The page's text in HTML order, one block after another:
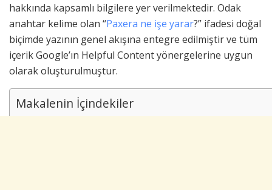
hakkında kapsamlı bilgilere yer verilmektedir. Odak
anahtar kelime olan “Paxera ne işe yarar?” ifadesi doğal
biçimde yazının genel akışına entegre edilmiştir ve tüm
içerik Google’ın Helpful Content yönergelerine uygun
olarak oluşturulmuştur.
Makalenin İçindekiler